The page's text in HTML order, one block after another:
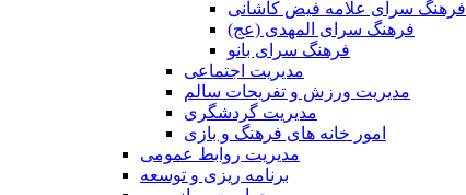
فرهنگ سرای علامه فیض کاشانی
فرهنگ سرای المهدی (عج)
فرهنگ سرای بانو
مدیریت اجتماعی
مدیریت ورزش و تفریحات سالم
مدیریت گردشگری
امور خانه های فرهنگ و بازی
مدیریت روابط عمومی
برنامه ریزی و توسعه